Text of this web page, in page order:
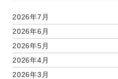
2026年7月
2026年6月
2026年5月
2026年4月
2026年3月